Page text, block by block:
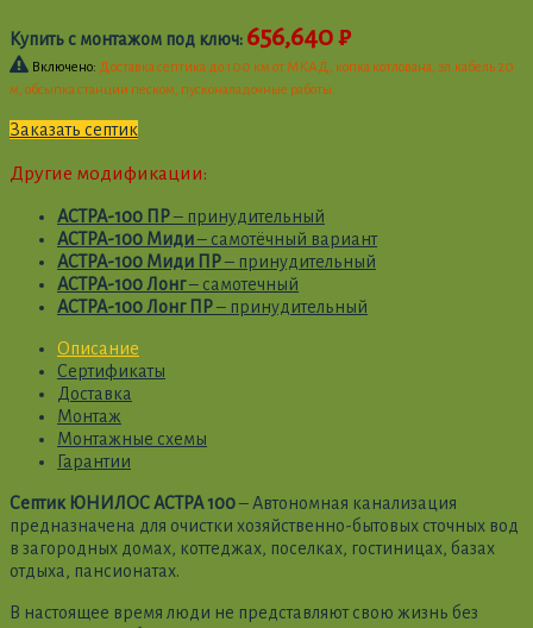
Купить с монтажом под ключ: 656,640 ₽
Включено: Доставка септика до 100 км от МКАД, копка котлована, эл.кабель 20
м, обсыпка станции песком, пусконаладочные работы.
Заказать септик
Другие модификации:
АСТРА-100 ПР– принудительный
АСТРА-100 Миди– самотёчный вариант
АСТРА-100 Миди ПР– принудительный
АСТРА-100 Лонг– самотечный
АСТРА-100 Лонг ПР– принудительный
Описание
Сертификаты
Доставка
Монтаж
Монтажные схемы
Гарантии
Септик ЮНИЛОС АСТРА 100– Автономная канализация
предназначена для очистки хозяйственно-бытовых сточных вод
в загородных домах, коттеджах, поселках, гостиницах, базах
отдыха, пансионатах.
В настоящее время люди не представляют свою жизнь без